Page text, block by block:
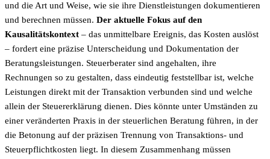
und die Art und Weise, wie sie ihre Dienstleistungen dokumentieren
und berechnen müssen. Der aktuelle Fokus auf den
Kausalitätskontext – das unmittelbare Ereignis, das Kosten auslöst
– fordert eine präzise Unterscheidung und Dokumentation der
Beratungsleistungen. Steuerberater sind angehalten, ihre
Rechnungen so zu gestalten, dass eindeutig feststellbar ist, welche
Leistungen direkt mit der Transaktion verbunden sind und welche
allein der Steuererklärung dienen. Dies könnte unter Umständen zu
einer veränderten Praxis in der steuerlichen Beratung führen, in der
die Betonung auf der präzisen Trennung von Transaktions- und
Steuerpflichtkosten liegt. In diesem Zusammenhang müssen